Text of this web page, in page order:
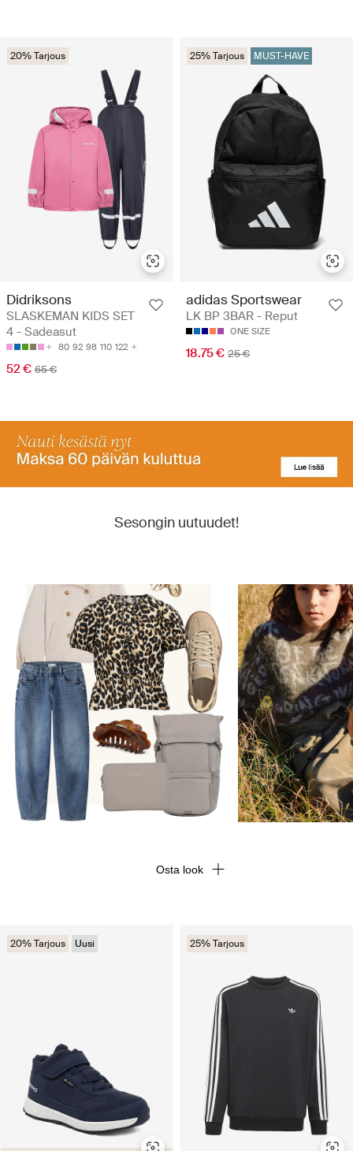
20% Tarjous
Didriksons
SLASKEMAN KIDS SET
4 - Sadeasut
80 92 98 110 122
52 € 65 €
25% Tarjous MUST-HAVE
adidas Sportswear
LK BP 3BAR - Reput
ONE SIZE
18.75 € 25 €
20% Tarjous Uusi 25% Tarjous
Sesongin uutuudet!
Osta look